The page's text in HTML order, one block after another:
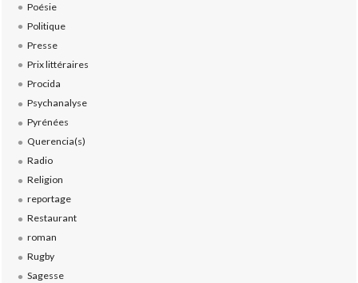
Poésie
Politique
Presse
Prix littéraires
Procida
Psychanalyse
Pyrénées
Querencia(s)
Radio
Religion
reportage
Restaurant
roman
Rugby
Sagesse